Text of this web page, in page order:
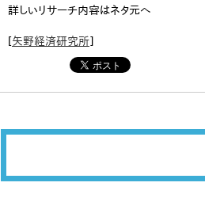
詳しいリサーチ内容はネタ元へ
[矢野経済研究所]